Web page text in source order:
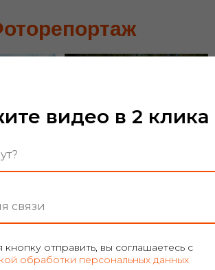
видео в 2 клика
связи
отправить, вы соглашаетесь с
обработки персональных данных